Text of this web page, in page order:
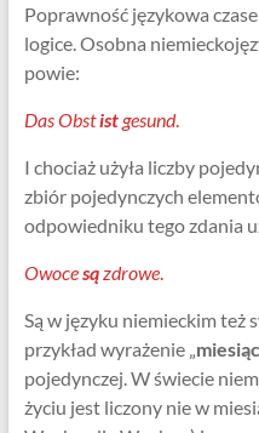
Poprawność językowa
logice. Osobna
powie:
Das Obstistgesund.
I chociaż użyła liczby
zbiór pojedynczych
odpowiedniku tego zdania
Owocesązdrowe.
Są w języku niemieckim też
przykład wyrażenie „
pojedynczej. W świecie
życiu jest liczony nie w